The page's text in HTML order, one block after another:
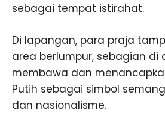
sebagai tempat istirahat.
Di lapangan, para praja
area berlumpur, sebagian di
membawa dan
Putih sebagai simbol
dan nasionalisme.